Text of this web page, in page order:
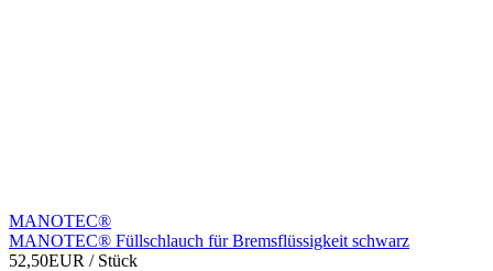
MANOTEC®
MANOTEC® Füllschlauch für Bremsflüssigkeit schwarz
52,50EUR / Stück